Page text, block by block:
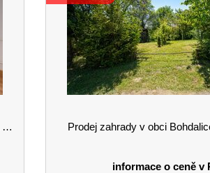
Prodej zahrady v obci
informace o ceně v